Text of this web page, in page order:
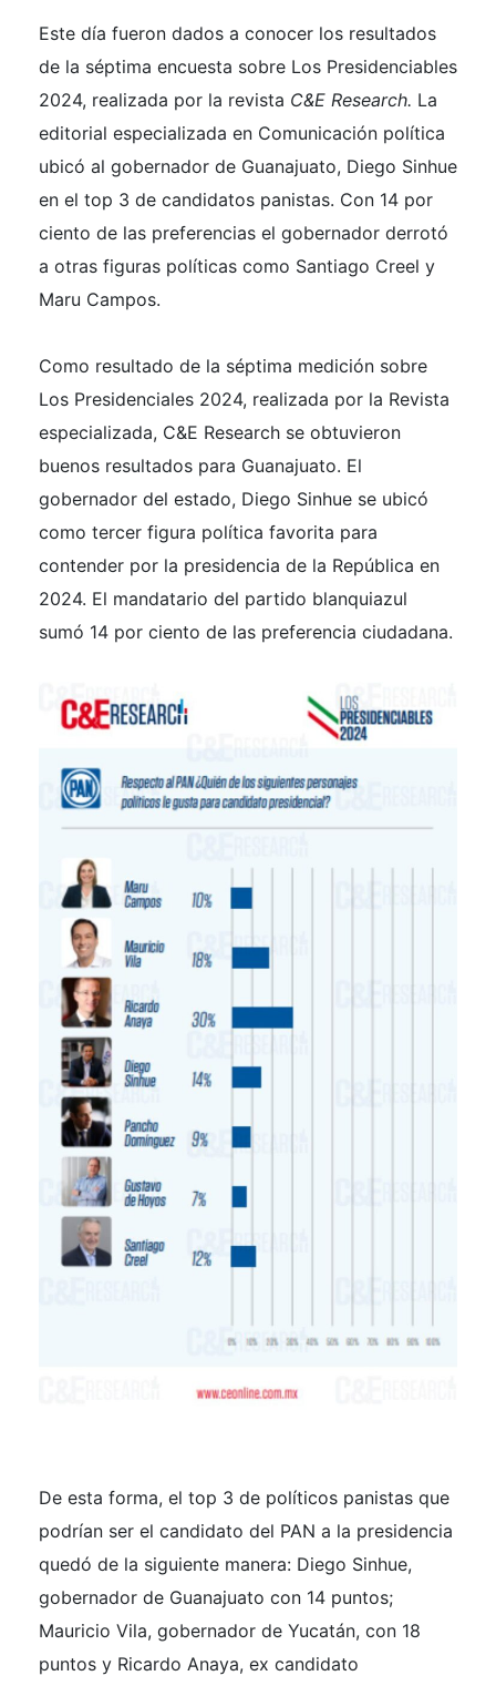
Este día fueron dados a conocer los resultados
de la séptima encuesta sobre Los Presidenciables
2024, realizada por la revista C&E Research. La
editorial especializada en Comunicación política
ubicó al gobernador de Guanajuato, Diego Sinhue
en el top 3 de candidatos panistas. Con 14 por
ciento de las preferencias el gobernador derrotó
a otras figuras políticas como Santiago Creel y
Maru Campos.
Como resultado de la séptima medición sobre
Los Presidenciales 2024, realizada por la Revista
especializada, C&E Research se obtuvieron
buenos resultados para Guanajuato. El
gobernador del estado, Diego Sinhue se ubicó
como tercer figura política favorita para
contender por la presidencia de la República en
2024. El mandatario del partido blanquiazul
sumó 14 por ciento de las preferencia ciudadana.
De esta forma, el top 3 de políticos panistas que
podrían ser el candidato del PAN a la presidencia
quedó de la siguiente manera: Diego Sinhue,
gobernador de Guanajuato con 14 puntos;
Mauricio Vila, gobernador de Yucatán, con 18
puntos y Ricardo Anaya, ex candidato